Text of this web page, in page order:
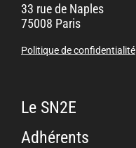
33 rue de Naples
75008 Paris
Politique de confidentialité
Le SN2E
Adhérents